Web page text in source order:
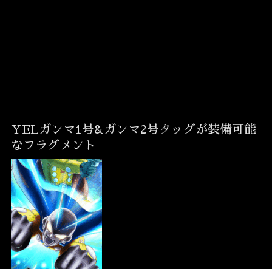
YELガンマ1号&ガンマ2号タッグが装備可能
なフラグメント